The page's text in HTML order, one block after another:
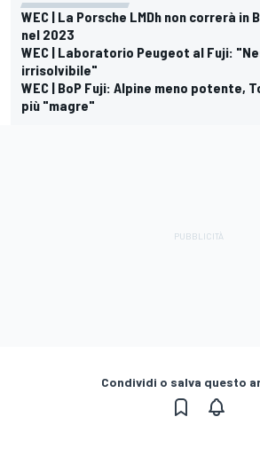
WEC | La Porsche LMDh non correrà in
nel 2023
WEC | Laboratorio Peugeot al Fuji:
irrisolvibile"
WEC | BoP Fuji: Alpine meno potente,
più "magre"
Condividi o salva questo